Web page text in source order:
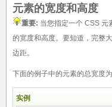
元素的宽度和高度
重要: 当您指定一个 CSS 元
的宽度和高度。要知道，完整
边距。
下面的例子中的元素的总宽度
实例